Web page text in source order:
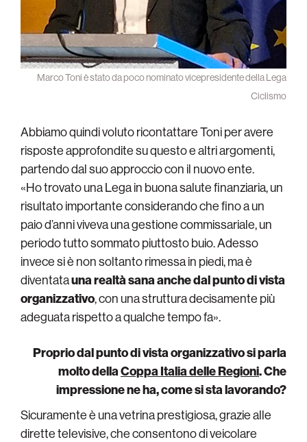
Marco Toni è stato da poco nominato vicepresidente della Lega
Ciclismo
Abbiamo quindi voluto ricontattare Toni per avere
risposte approfondite su questo e altri argomenti,
partendo dal suo approccio con il nuovo ente.
«Ho trovato una Lega in buona salute finanziaria, un
risultato importante considerando che fino a un
paio d’anni viveva una gestione commissariale, un
periodo tutto sommato piuttosto buio. Adesso
invece si è non soltanto rimessa in piedi, ma è
diventatauna realtà sana anche dal punto di vista
organizzativo, con una struttura decisamente più
adeguata rispetto a qualche tempo fa».
Proprio dal punto di vista organizzativo si parla
molto dellaCoppa Italia delle Regioni. Che
impressione ne ha, come si sta lavorando?
Sicuramente è una vetrina prestigiosa, grazie alle
dirette televisive, che consentono di veicolare